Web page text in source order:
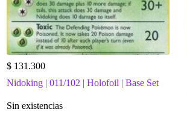
$131.300
Nidoking | 011/102 | Holofoil | Base Set
Sin existencias